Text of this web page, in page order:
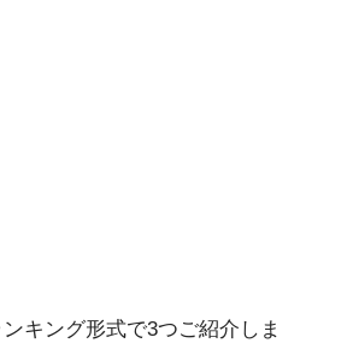
キング形式で3つご紹介しま